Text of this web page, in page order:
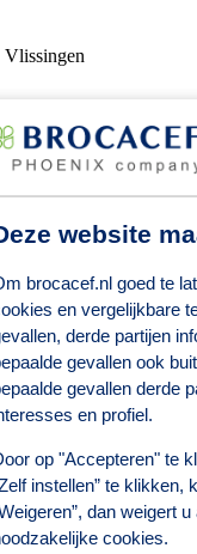
website
brocacef.nl goed te
en vergelijkbare
derde partijen
gevallen ook
gevallen derde
en profiel.
op "Accepteren" te
instellen” te
dan weigert
cookies.
collega’s,
schakel met
als geen ander
volgens protocol,
in de regio
Je bent
van je